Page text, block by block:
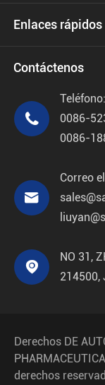
Enlaces rápidos
Contáctenos

Teléfono:
0086-
0086-

Correo

NO 31,
214500,
Derechos DE
derechos